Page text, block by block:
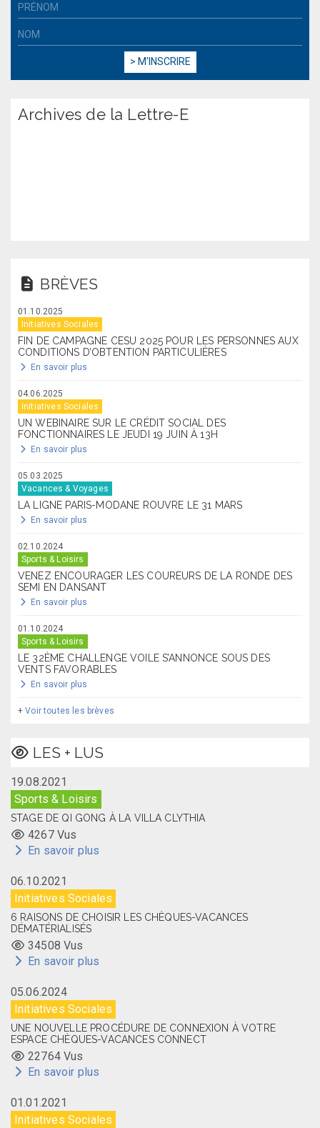
Archives de la Lettre-E
BRÈVES
01.10.2025
Initiatives Sociales
FIN DE CAMPAGNE CESU 2025 POUR LES PERSONNES AUX
CONDITIONS D’OBTENTION PARTICULIÈRES
En savoir plus
04.06.2025
Initiatives Sociales
UN WEBINAIRE SUR LE CRÉDIT SOCIAL DES
FONCTIONNAIRES LE JEUDI 19 JUIN À 13H
En savoir plus
05.03.2025
Vacances & Voyages
LA LIGNE PARIS-MODANE ROUVRE LE 31 MARS
En savoir plus
02.10.2024
Sports & Loisirs
VENEZ ENCOURAGER LES COUREURS DE LA RONDE DES
SEMI EN DANSANT
En savoir plus
01.10.2024
Sports & Loisirs
LE 32ÈME CHALLENGE VOILE S’ANNONCE SOUS DES
VENTS FAVORABLES
En savoir plus
+Voir toutes les brèves
LES + LUS
19.08.2021
Sports & Loisirs
STAGE DE QI GONG À LA VILLA CLYTHIA
4267 Vus
En savoir plus
06.10.2021
Initiatives Sociales
6 RAISONS DE CHOISIR LES CHÈQUES-VACANCES
DÉMATÉRIALISÉS
34508 Vus
En savoir plus
05.06.2024
Initiatives Sociales
UNE NOUVELLE PROCÉDURE DE CONNEXION À VOTRE
ESPACE CHÈQUES-VACANCES CONNECT
22764 Vus
En savoir plus
01.01.2021
Initiatives Sociales